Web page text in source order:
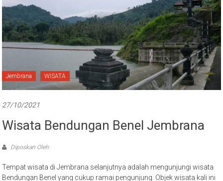
Jembrana WISATA
27/10/2021
Wisata Bendungan Benel Jembrana
Diposkan Oleh:
Tempat wisata di Jembrana selanjutnya adalah mengunjungi wisata
Bendungan Benel yang cukup ramai pengunjung. Objek wisata kali ini